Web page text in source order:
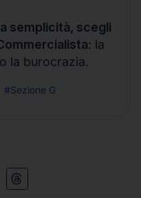
semplicità, scegli
: la
la burocrazia.
#Sezione G